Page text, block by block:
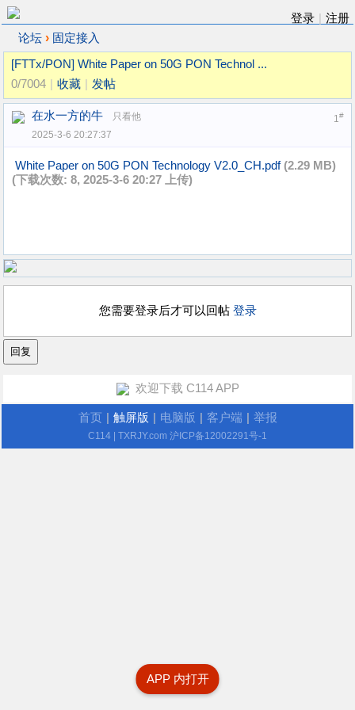
登录
注册
论坛 › 固定接入
[FTTx/PON] White Paper on 50G PON Technol ...
0/7004
收藏 发帖
1#
在水一方的牛
只看他
2025-3-6 20:27:37
White Paper on 50G PON Technology V2.0_CH.pdf (2.29 MB)
(下载次数: 8, 2025-3-6 20:27 上传)
您需要登录后才可以回帖 登录
APP 内打开
欢迎下载 C114 APP
首页 触屏版 电脑版 客户端 举报
C114 | TXRJY.com 沪ICP备12002291号-1